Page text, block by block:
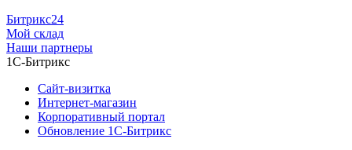
Битрикс24
Мой склад
Наши партнеры
1С-Битрикс
Сайт-визитка
Интернет-магазин
Корпоративный портал
Обновление 1С-Битрикс